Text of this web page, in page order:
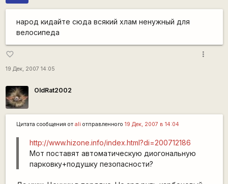
народ кидайте сюда всякий хлам ненужный для
велосипеда
favorite_border
19 Дек, 2007 14:05
more_vert
OldRat2002
Цитата сообщения от ali отправленного 19 Дек, 2007 в 14:04
http://www.hizone.info/index.html?di=200712186
Мот поставят автоматическую диогональную
парковку+подушку пезопасности?